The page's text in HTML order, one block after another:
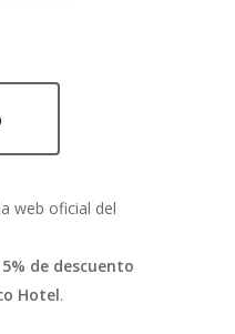
web oficial del
5% de descuento
Hotel.